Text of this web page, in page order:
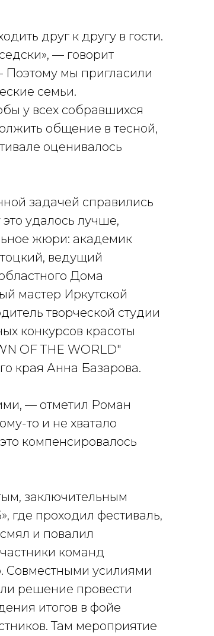
друг к другу в гости.
— говорит
мы пригласили
семьи.
у всех собравшихся
общение в тесной,
оценивалось
задачей справились
удалось лучше,
жюри: академик
ведущий
Дома
мастер Иркутской
творческой студии
конкурсов красоты
OF THE WORLD"
края Анна Базарова.
— отметил Роман
то и не хватало
компенсировалось
заключительным
где проходил фестиваль,
и повалил
команд
Совместными усилиями
решение провести
итогов в фойе
Там мероприятие